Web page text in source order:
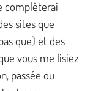
complèterai
sites que
que) et des
vous me lisiez
passée ou